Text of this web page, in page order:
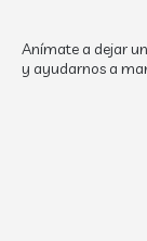
Anímate a dejar
y ayudarnos a